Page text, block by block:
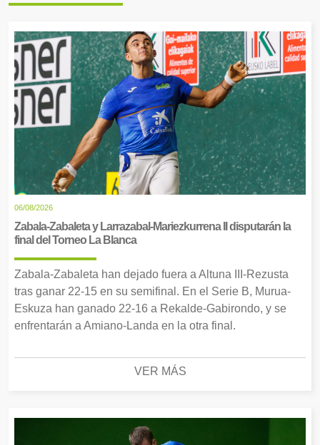
06/08/2026
Zabala-Zabaleta y Larrazabal-Mariezkurrena II disputarán la
final del Torneo La Blanca
Zabala-Zabaleta han dejado fuera a Altuna III-Rezusta
tras ganar 22-15 en su semifinal. En el Serie B, Murua-
Eskuza han ganado 22-16 a Rekalde-Gabirondo, y se
enfrentarán a Amiano-Landa en la otra final.
VER MÁS